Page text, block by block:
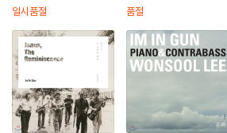
일시품절
컬러 2LP]
품절